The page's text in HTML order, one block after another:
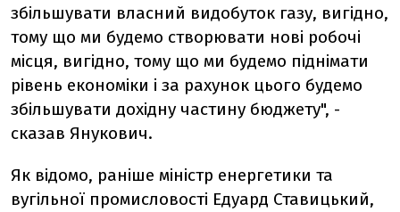
збільшувати власний видобуток газу, вигідно,
тому що ми будемо створювати нові робочі
місця, вигідно, тому що ми будемо піднімати
рівень економіки і за рахунок цього будемо
збільшувати дохідну частину бюджету", -
сказав Янукович.
Як відомо, раніше міністр енергетики та
вугільної промисловості Едуард Ставицький,